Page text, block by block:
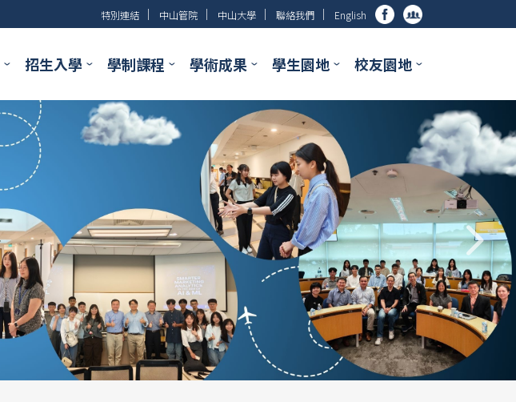
特別連結 │ 中山管院 │ 中山大學 │ 聯絡我們 │ English
招生入學 學制課程 學術成果 學生園地 校友園地